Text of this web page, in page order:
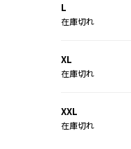
L
在庫切れ
XL
在庫切れ
XXL
在庫切れ